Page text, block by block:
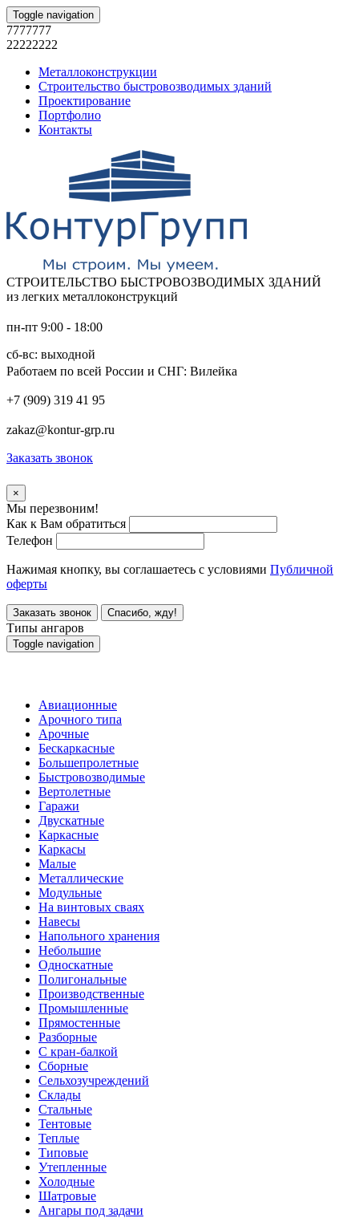
Toggle navigation
7777777
22222222
Металлоконструкции
Строительство быстровозводимых зданий
Проектирование
Портфолио
Контакты
СТРОИТЕЛЬСТВО БЫСТРОВОЗВОДИМЫХ ЗДАНИЙ
из легких металлоконструкций
пн-пт 9:00 - 18:00
сб-вс: выходной
Работаем по всей России и СНГ: Вилейка
+7 (909) 319 41 95
zakaz@kontur-grp.ru
Заказать звонок
×
Мы перезвоним!
Как к Вам обратиться
Телефон
Нажимая кнопку, вы соглашаетесь с условиями Публичной
оферты
Заказать звонок Спасибо, жду!
Типы ангаров
Toggle navigation
Авиационные
Арочного типа
Арочные
Бескаркасные
Большепролетные
Быстровозводимые
Вертолетные
Гаражи
Двускатные
Каркасные
Каркасы
Малые
Металлические
Модульные
На винтовых сваях
Навесы
Напольного хранения
Небольшие
Односкатные
Полигональные
Производственные
Промышленные
Прямостенные
Разборные
С кран-балкой
Сборные
Сельхозучреждений
Склады
Стальные
Тентовые
Теплые
Типовые
Утепленные
Холодные
Шатровые
Ангары под задачи